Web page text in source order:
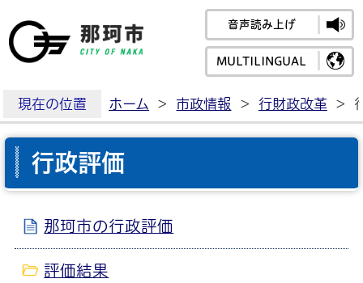
那珂市公式ホームペ
音声読み上げ
MULTILINGUAL
現在の位置 ホーム > 市政情報 > 行財政改革 >
行政評価
那珂市の行政評価
評価結果